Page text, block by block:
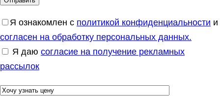
Я ознакомлен с политикой конфиденциальности и
согласен на обработку персональных данных.
Я даю согласие на получение рекламных
рассылок